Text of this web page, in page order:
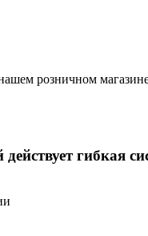
розничном
гибкая